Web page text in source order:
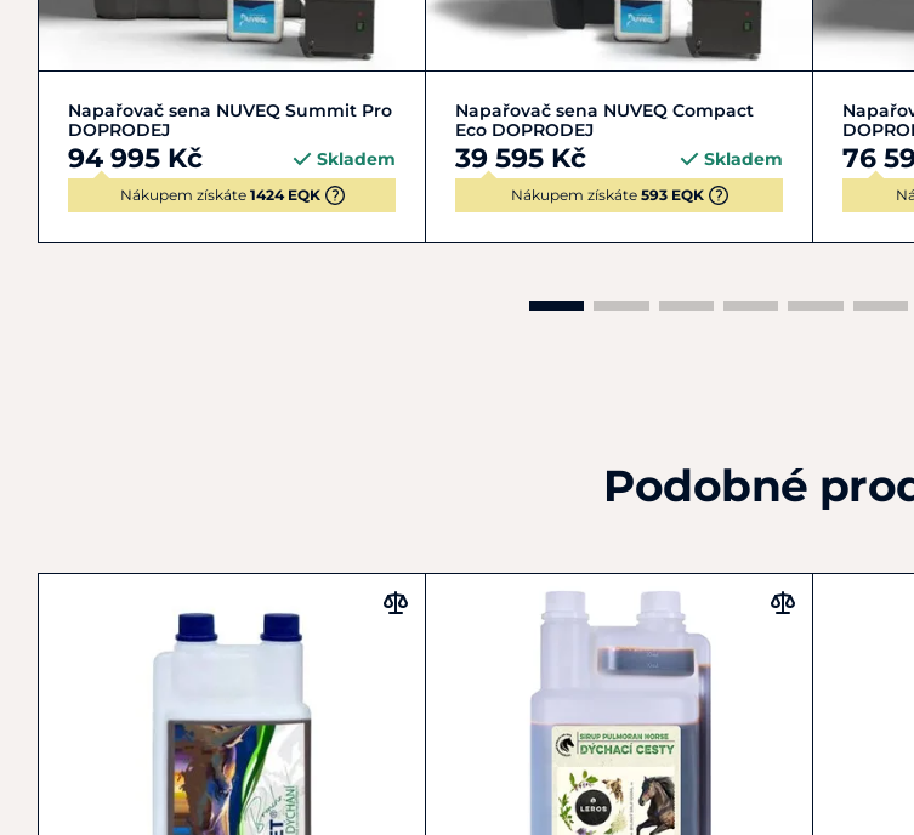
Do košíku
Napařovač sena NUVEQ Summit Pro
DOPRODEJ
94 995 Kč Skladem
Nákupem získáte 1424 EQK
Do košíku
Napařovač sena NUVEQ Compact
Eco DOPRODEJ
39 595 Kč Skladem
Nákupem získáte 593 EQK
76
Podobné